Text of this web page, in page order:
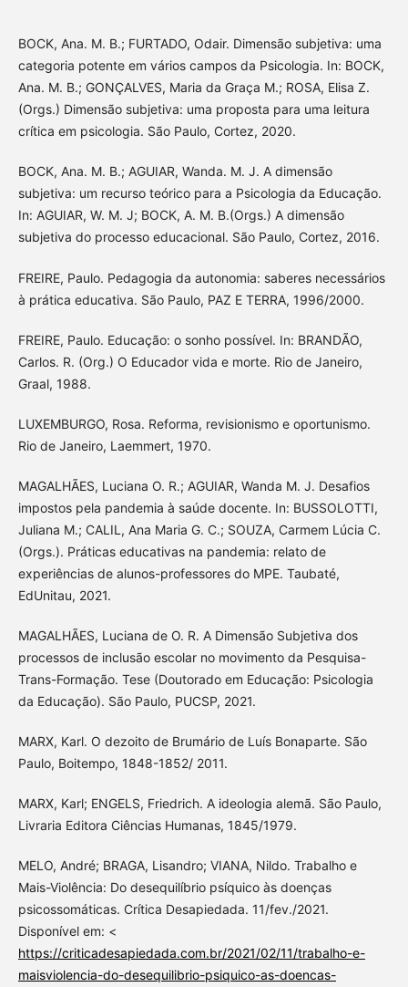
BOCK, Ana. M. B.; FURTADO, Odair. Dimensão subjetiva: uma
categoria potente em vários campos da Psicologia. In: BOCK,
Ana. M. B.; GONÇALVES, Maria da Graça M.; ROSA, Elisa Z.
(Orgs.) Dimensão subjetiva: uma proposta para uma leitura
crítica em psicologia. São Paulo, Cortez, 2020.
BOCK, Ana. M. B.; AGUIAR, Wanda. M. J. A dimensão
subjetiva: um recurso teórico para a Psicologia da Educação.
In: AGUIAR, W. M. J; BOCK, A. M. B.(Orgs.) A dimensão
subjetiva do processo educacional. São Paulo, Cortez, 2016.
FREIRE, Paulo. Pedagogia da autonomia: saberes necessários
à prática educativa. São Paulo, PAZ E TERRA, 1996/2000.
FREIRE, Paulo. Educação: o sonho possível. In: BRANDÃO,
Carlos. R. (Org.) O Educador vida e morte. Rio de Janeiro,
Graal, 1988.
LUXEMBURGO, Rosa. Reforma, revisionismo e oportunismo.
Rio de Janeiro, Laemmert, 1970.
MAGALHÃES, Luciana O. R.; AGUIAR, Wanda M. J. Desafios
impostos pela pandemia à saúde docente. In: BUSSOLOTTI,
Juliana M.; CALIL, Ana Maria G. C.; SOUZA, Carmem Lúcia C.
(Orgs.). Práticas educativas na pandemia: relato de
experiências de alunos-professores do MPE. Taubaté,
EdUnitau, 2021.
MAGALHÃES, Luciana de O. R. A Dimensão Subjetiva dos
processos de inclusão escolar no movimento da Pesquisa-
Trans-Formação. Tese (Doutorado em Educação: Psicologia
da Educação). São Paulo, PUCSP, 2021.
MARX, Karl. O dezoito de Brumário de Luís Bonaparte. São
Paulo, Boitempo, 1848-1852/ 2011.
MARX, Karl; ENGELS, Friedrich. A ideologia alemã. São Paulo,
Livraria Editora Ciências Humanas, 1845/1979.
MELO, André; BRAGA, Lisandro; VIANA, Nildo. Trabalho e
Mais-Violência: Do desequilíbrio psíquico às doenças
psicossomáticas. Crítica Desapiedada. 11/fev./2021.
Disponível em: <
https://criticadesapiedada.com.br/2021/02/11/trabalho-e-
maisviolencia-do-desequilibrio-psiquico-as-doencas-